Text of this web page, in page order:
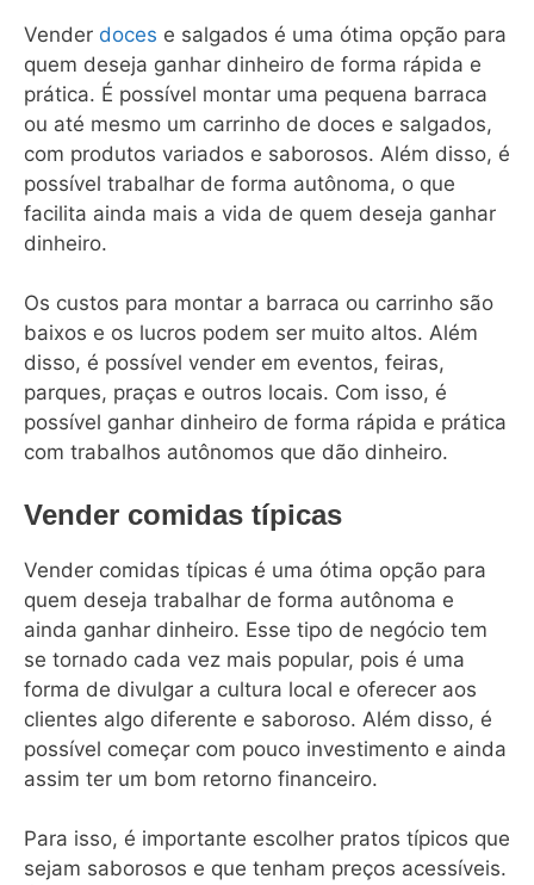
Vender doces e salgados é uma ótima opção para
quem deseja ganhar dinheiro de forma rápida e
prática. É possível montar uma pequena barraca
ou até mesmo um carrinho de doces e salgados,
com produtos variados e saborosos. Além disso, é
possível trabalhar de forma autônoma, o que
facilita ainda mais a vida de quem deseja ganhar
dinheiro.
Os custos para montar a barraca ou carrinho são
baixos e os lucros podem ser muito altos. Além
disso, é possível vender em eventos, feiras,
parques, praças e outros locais. Com isso, é
possível ganhar dinheiro de forma rápida e prática
com trabalhos autônomos que dão dinheiro.
Vender comidas típicas
Vender comidas típicas é uma ótima opção para
quem deseja trabalhar de forma autônoma e
ainda ganhar dinheiro. Esse tipo de negócio tem
se tornado cada vez mais popular, pois é uma
forma de divulgar a cultura local e oferecer aos
clientes algo diferente e saboroso. Além disso, é
possível começar com pouco investimento e ainda
assim ter um bom retorno financeiro.
Para isso, é importante escolher pratos típicos que
sejam saborosos e que tenham preços acessíveis.